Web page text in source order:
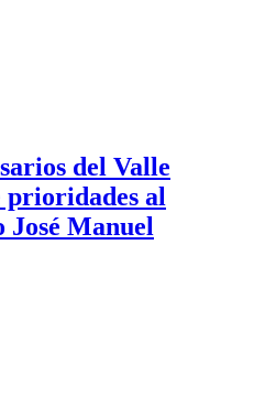
del Valle
prioridades al
José Manuel